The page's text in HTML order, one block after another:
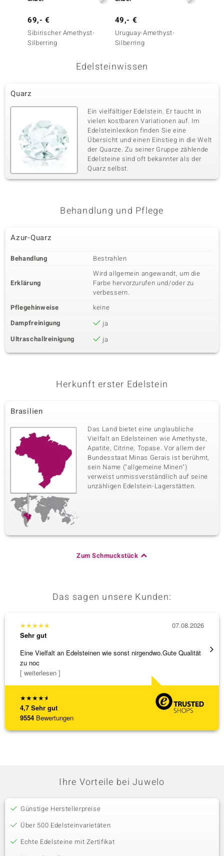
69,- €
Sibirischer Amethyst-
Silberring
49,- €
Uruguay-Amethyst-
Silberring
Edelsteinwissen
Quarz
Ein vielfältiger Edelstein. Er taucht in
vielen kostbaren Variationen auf. Im
Edelsteinlexikon finden Sie eine
Übersicht und einen Einstieg in die Welt
der Quarze. Zu seiner Gruppe zählende
Edelsteine sind oft bekannter als der
Quarz selbst.
Behandlung und Pflege
Azur-Quarz
Behandlung Bestrahlen
Erklärung
Wird allgemein angewandt, um die
Farbe hervorzurufen und/oder zu
verbessern.
Pflegehinweise
keine
Dampfreinigung
ja
Ultraschallreinigung
ja
Herkunft erster Edelstein
Brasilien
Das Land bietet eine unglaubliche
Vielfalt an Edelsteinen wie Amethyste,
Apatite, Citrine, Topase. Vor allem der
Bundesstaat Minas Gerais ist berühmt,
sein Name ("allgemeine Minen")
verweist unmissverständlich auf seine
unzähligen Edelstein-Lagerstätten.
Zum Schmuckstück
Das sagen unsere Kunden:
★★★★★
4,7 Sehr gut
9554 Bewertungen
★★★★★
Sehr gut
Eine Vielfalt an Edelsteinen wie sonst nirgendwo.Gute Qualität
zu noc
[ weiterlesen ]
07.08.2026
Ihre Vorteile bei Juwelo
Günstige Herstellerpreise
Über 500 Edelsteinvarietäten
Echte Edelsteine mit Zertifikat